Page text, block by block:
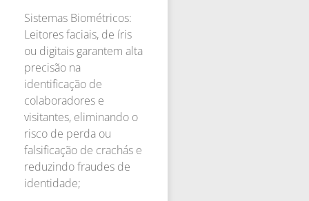
Sistemas Biométricos:
Leitores faciais, de íris
ou digitais garantem alta
precisão na
identificação de
colaboradores e
visitantes, eliminando o
risco de perda ou
falsificação de crachás e
reduzindo fraudes de
identidade;